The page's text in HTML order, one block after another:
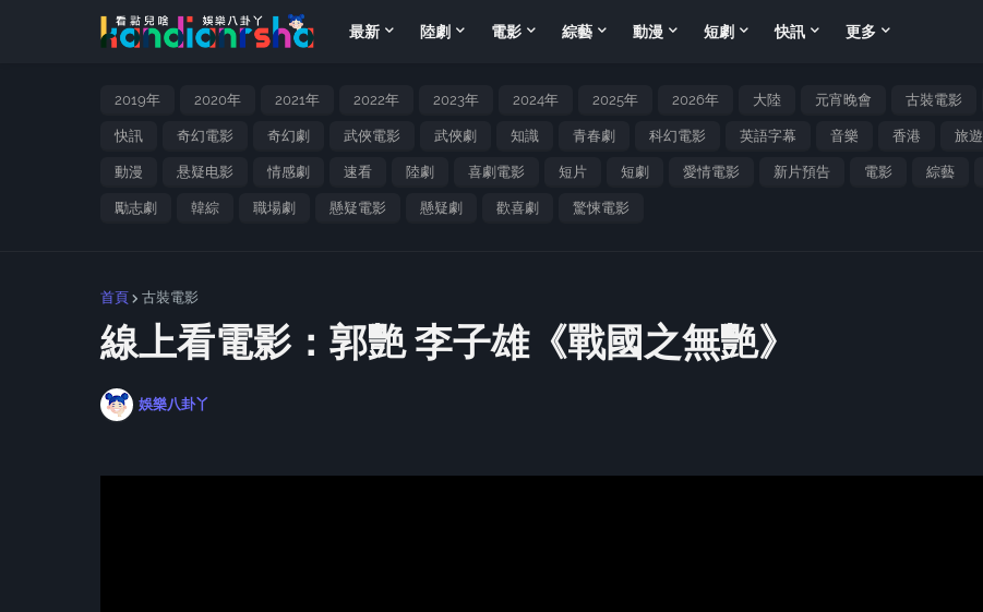
最新 陸劇 電影 綜藝 動漫 短劇 快訊 更多
2019年 2020年 2021年 2022年 2023年 2024年 2025年 2026年 大陸 元宵晚會 古裝電影
快訊 奇幻電影 奇幻劇 武俠電影 武俠劇 知識 青春劇 科幻電影 英語字幕 音樂 香港 旅遊
動漫 悬疑电影 情感劇 速看 陸劇 喜劇電影 短片 短劇 愛情電影 新片預告 電影 綜藝
勵志劇 韓綜 職場劇 懸疑電影 懸疑劇 歡喜劇 驚悚電影
首頁 古裝電影
線上看電影：郭艷 李子雄《戰國之無艷》
娛樂八卦丫